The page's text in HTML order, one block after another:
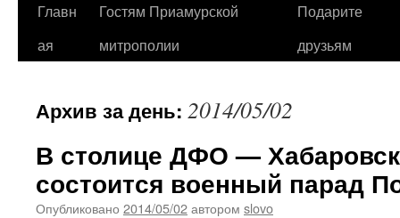
Перейти
Главн
ая
Гостям Приамурской
митрополии
Подарите
друзьям
Архив за день: 2014/05/02
В столице ДФО —
состоится военный парад
Опубликовано 2014/05/02автором slovo